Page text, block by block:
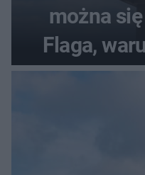
można
Flaga,